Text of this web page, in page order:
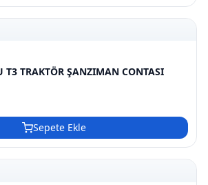
T3 TRAKTÖR ŞANZIMAN CONTASI
Sepete Ekle